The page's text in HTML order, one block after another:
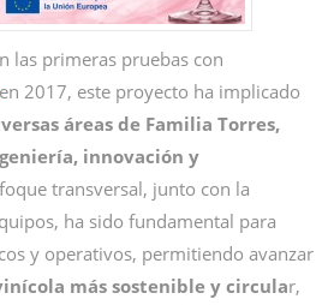
las primeras pruebas con
en 2017, este proyecto ha implicado
áreas de Familia Torres,
innovación y
transversal, junto con la
ha sido fundamental para
y operativos, permitiendo avanzar
más sostenible y circular,